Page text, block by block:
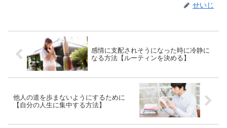
せいじ
感情に支配されそうになった時に冷静に
なる方法【ルーティンを決める】
他人の道を歩まないようにするために
【自分の人生に集中する方法】